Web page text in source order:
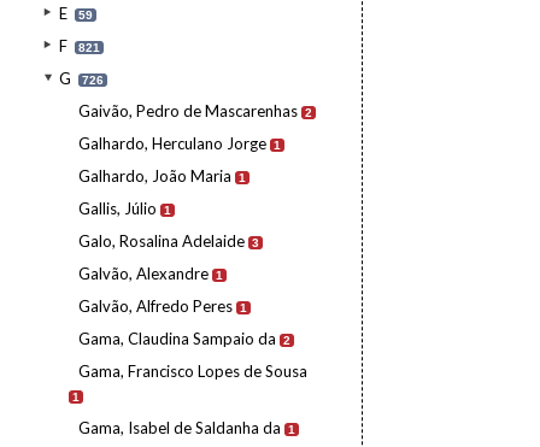
E 59
F 821
G 726
Gaivão, Pedro de Mascarenhas 2
Galhardo, Herculano Jorge 1
Galhardo, João Maria 1
Gallis, Júlio 1
Galo, Rosalina Adelaide 3
Galvão, Alexandre 1
Galvão, Alfredo Peres 1
Gama, Claudina Sampaio da 2
Gama, Francisco Lopes de Sousa
1
Gama, Isabel de Saldanha da 1